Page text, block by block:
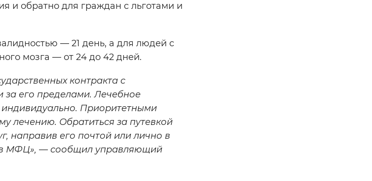
и обратно для граждан с льготами и
— 21 день, а для людей с
мозга — от 24 до 42 дней.
контракта с
его пределами. Лечебное
Приоритетными
лечению. Обратиться за путевкой
направив его почтой или лично в
в МФЦ», — сообщил управляющий